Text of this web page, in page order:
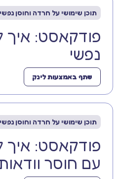
תוכן שימושי על חרדה וחוסן נפשי
פודקאסט: איך
נפשי
שתף באמצעות לינק
תוכן שימושי על חרדה וחוסן נפשי
פודקאסט: איך
עם חוסר